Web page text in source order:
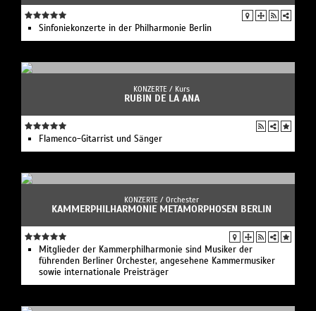
Sinfoniekonzerte in der Philharmonie Berlin
KONZERTE / Kurs
RUBIN DE LA ANA
Flamenco-Gitarrist und Sänger
KONZERTE / Orchester
KAMMERPHILHARMONIE METAMORPHOSEN BERLIN
Mitglieder der Kammerphilharmonie sind Musiker der
führenden Berliner Orchester, angesehene Kammermusiker
sowie internationale Preisträger